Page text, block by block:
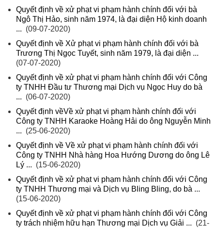
Quyết định về xử phạt vi phạm hành chính đối với bà
Ngô Thị Hảo, sinh năm 1974, là đại diện Hộ kinh doanh
... (09-07-2020)
Quyết định về Xử phạt vi phạm hành chính đối với bà
Trương Thị Ngọc Tuyết, sinh năm 1979, là đại diện ...
(07-07-2020)
Quyết định về xử phạt vi phạm hành chính đối với Công
ty TNHH Đầu tư Thương mại Dịch vụ Ngọc Huy do bà
... (06-07-2020)
Quyết định vềVề xử phạt vi phạm hành chính đối với
Công ty TNHH Karaoke Hoàng Hải do ông Nguyễn Minh
... (25-06-2020)
Quyết định về Về xử phạt vi phạm hành chính đối với
Công ty TNHH Nhà hàng Hoa Hướng Dương do ông Lê
Lý ... (15-06-2020)
Quyết định về xử phạt vi phạm hành chính đối với Công
ty TNHH Thương mại và Dịch vụ Bling Bling, do bà ...
(15-06-2020)
Quyết định về xử phạt vi phạm hành chính đối với Công
ty trách nhiệm hữu hạn Thương mại Dịch vụ Giải ... (21-